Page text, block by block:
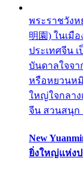
พระราชวังห
明園) ในเมื
ประเทศจีน
บันดาลใจจา
หรือหยวนห
ใหญ่ใจกลา
จีน สวนสนุก
New
ยิ่งใหญ่แห่ง